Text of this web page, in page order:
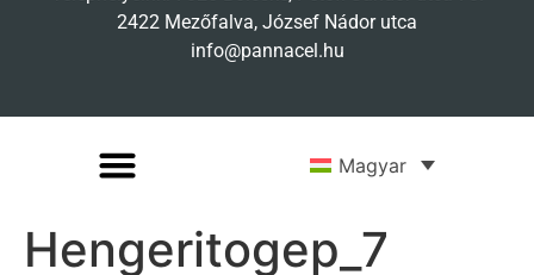
2422 Mezőfalva, József Nádor utca
info@pannacel.hu
Magyar
Hengeritogep_7